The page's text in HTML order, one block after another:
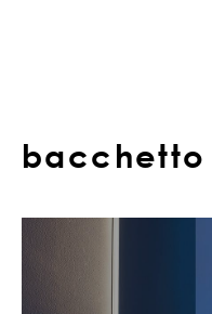
bacchetto